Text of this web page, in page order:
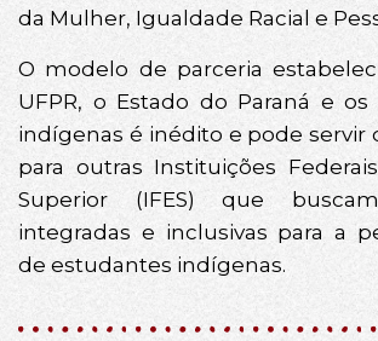
da Mulher, Igualdade Racial e
O modelo de parceria
UFPR, o Estado do Paraná e
indígenas é inédito e pode servir
para outras Instituições
Superior (IFES) que
integradas e inclusivas para a
de estudantes indígenas.